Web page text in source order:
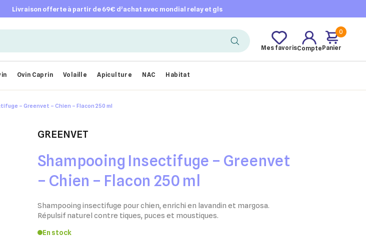
livraison offerte à partir de 69€ d’achat avec mondial relay et gls
Mes favorisCompte
0
Panier
Ovin Caprin Volaille Apiculture NAC Habitat
– Greenvet – Chien – Flacon 250 ml
GREENVET
Shampooing Insectifuge – Greenvet
– Chien – Flacon 250 ml
Shampooing insectifuge pour chien, enrichi en lavandin et margosa.
Répulsif naturel contre tiques, puces et moustiques.
En stock